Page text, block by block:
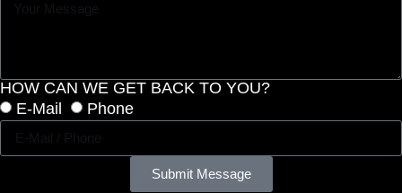
HOW CAN WE GET BACK TO YOU?
E-Mail
Phone
Submit Message